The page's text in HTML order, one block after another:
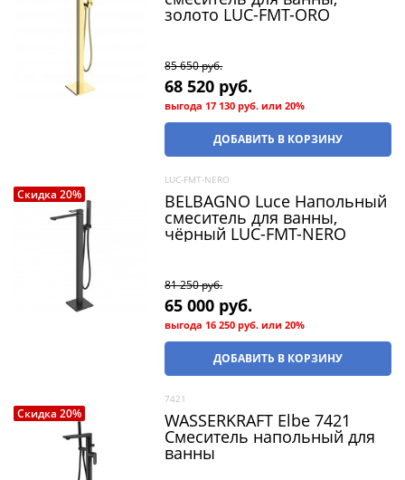
золото LUC-FMT-ORO
85 650 руб.
68 520 руб.
выгода 17 130 руб. или20%
ДОБАВИТЬ В КОРЗИНУ
Скидка 20%
LUC-FMT-NERO
BELBAGNO Luce Напольный
смеситель для ванны,
чёрный LUC-FMT-NERO
81 250 руб.
65 000 руб.
выгода 16 250 руб. или20%
ДОБАВИТЬ В КОРЗИНУ
Скидка 20%
7421
WASSERKRAFT Elbe 7421
Смеситель напольный для
ванны